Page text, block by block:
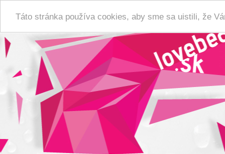
Táto stránka používa cookies, aby sme sa uistili, že